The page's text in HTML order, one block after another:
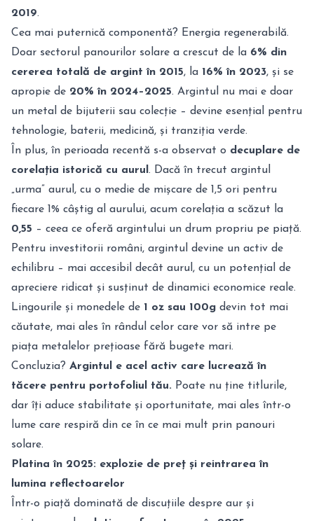
2019.
Cea mai puternică componentă? Energia regenerabilă.
Doar sectorul panourilor solare a crescut de la 6% din
cererea totală de argint în 2015, la 16% în 2023, și se
apropie de 20% în 2024–2025. Argintul nu mai e doar
un metal de bijuterii sau colecție – devine esențial pentru
tehnologie, baterii, medicină, și tranziția verde.
În plus, în perioada recentă s-a observat o decuplare de
corelația istorică cu aurul . Dacă în trecut argintul
„urma” aurul, cu o medie de mișcare de 1,5 ori pentru
fiecare 1% câștig al aurului, acum corelația a scăzut la
0,55 – ceea ce oferă argintului un drum propriu pe piață.
Pentru investitorii români, argintul devine un activ de
echilibru – mai accesibil decât aurul, cu un potențial de
apreciere ridicat și susținut de dinamici economice reale.
Lingourile și monedele de 1 oz sau 100g devin tot mai
căutate, mai ales în rândul celor care vor să intre pe
piața metalelor prețioase fără bugete mari.
Concluzia? Argintul e acel activ care lucrează în
tăcere pentru portofoliul tău. Poate nu ține titlurile,
dar îți aduce stabilitate și oportunitate, mai ales într-o
lume care respiră din ce în ce mai mult prin panouri
solare.
Platina în 2025: explozie de preț și reintrarea în
lumina reflectoarelor
Într-o piață dominată de discuțiile despre aur și